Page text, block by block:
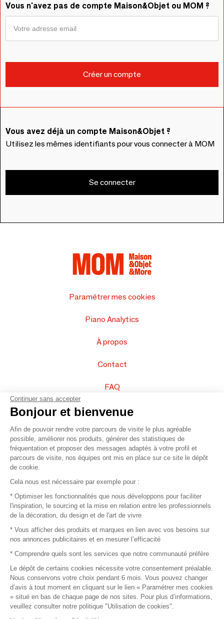
Vous n'avez pas de compte Maison&Objet ou MOM ?
Vous avez déjà un compte Maison&Objet ?
Utilisez les mêmes identifiants pour vous connecter à MOM
Se connecter
Paramétrer mes cookies
Piano Analytics
À propos
Contact
FAQ
Vendez vos produits
Plan du site
© 2016 –Organisation SAFI
Recrutement
Mentions légales
Conditions commerciales
Continuer sans accepter
Bonjour et bienvenue
Afin de pouvoir rendre votre parcours de visite le plus agréable
possible, améliorer nos produits, générer des statistiques de
fréquentation et proposer des messages adaptés à votre profil et
parcours de visite, nos équipes ont mis en place sur ce site le dépôt
de cookie.
Cela nous est nécessaire par exemple pour :
* Optimiser les fonctionnalités que nous développons pour faciliter
l'inspiration, le sourcing et la mise en relation entre les professionnels
de la décoration, du design et de l'art de vivre
* Vous afficher des produits et marques en lien avec vos besoins sur
nos annonces publicitaires et en mesurer l’efficacité
* Comprendre quels sont les services que notre communauté préfère
Le dépôt de certains cookies nécessite votre consentement préalable.
Nous conservons votre choix pendant 6 mois. Vous pouvez changer
d’avis à tout moment en cliquant sur le lien « Paramétrer mes cookies
» situé en bas de chaque page de nos sites. Pour plus d’informations,
veuillez consulter notre politique "Utilisation de cookies".